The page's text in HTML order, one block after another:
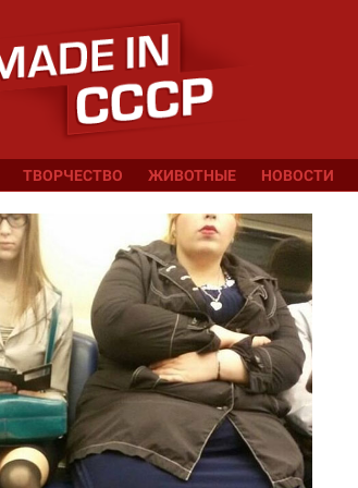
ТВОРЧЕСТВО ЖИВОТНЫЕ НОВОСТИ